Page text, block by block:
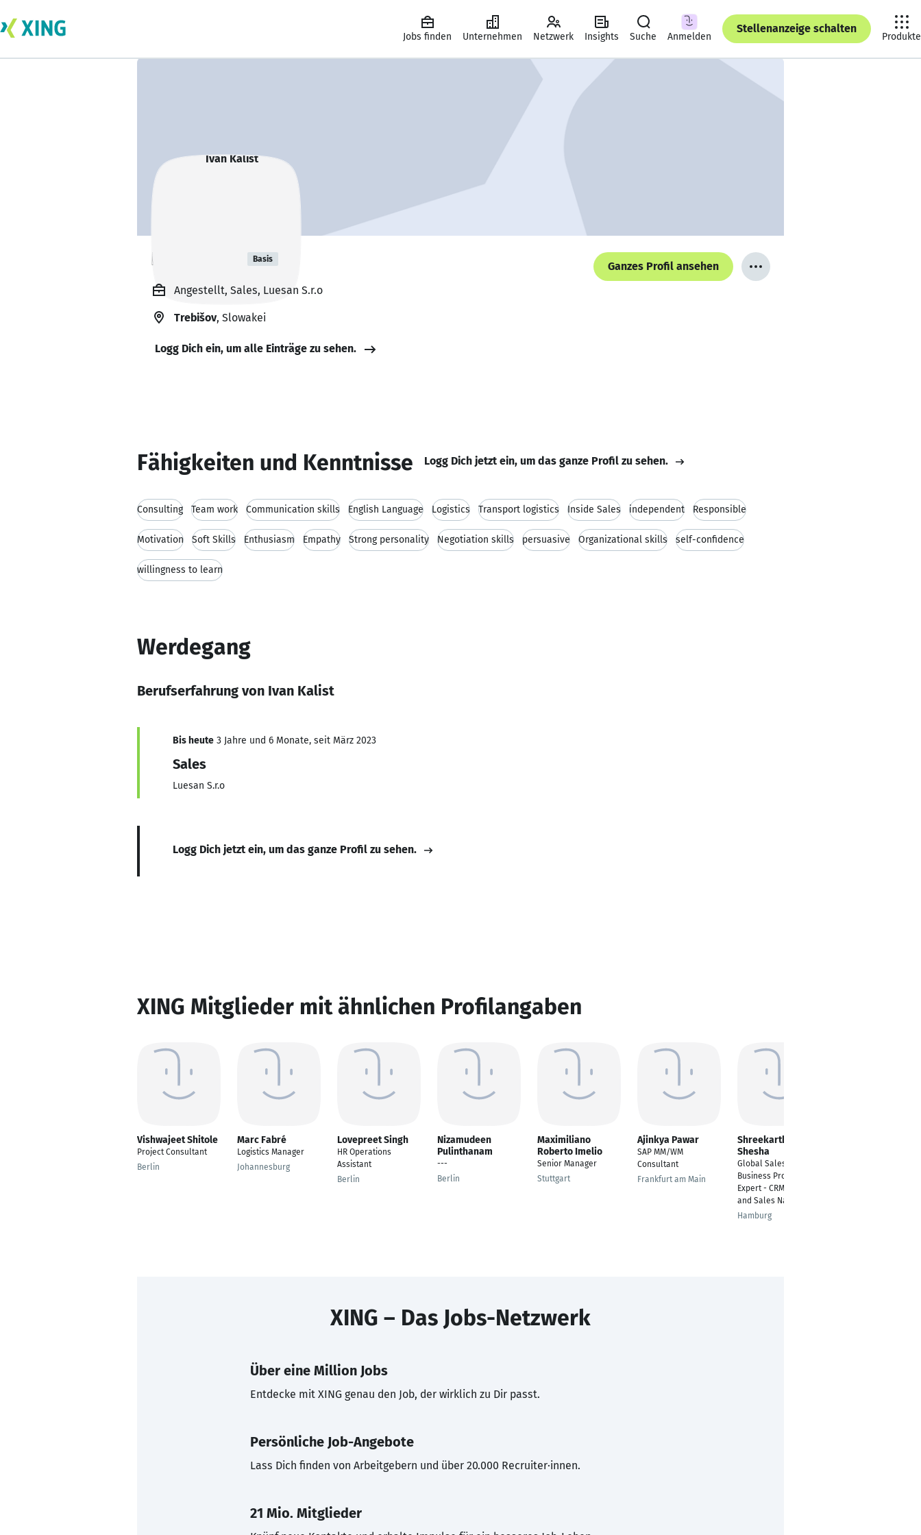
Jobs finden Unternehmen Netzwerk Insights Suche Anmelden
Stellenanzeige schalten
Produkte
Ivan Kalist Basis
Ganzes Profil ansehen
Angestellt, Sales, Luesan S.r.o
Trebišov, Slowakei
Logg Dich ein, um alle Einträge zu sehen.
Fähigkeiten und Kenntnisse Logg Dich jetzt ein, um das ganze Profil zu sehen.
Consulting Team work Communication skills English Language Logistics Transport logistics Inside Sales independent Responsible
Motivation Soft Skills Enthusiasm Empathy Strong personality Negotiation skills persuasive Organizational skills self-confidence
willingness to learn
Werdegang
Berufserfahrung von Ivan Kalist
Bis heute 3 Jahre und 6 Monate, seit März 2023
Sales
Luesan S.r.o
Logg Dich jetzt ein, um das ganze Profil zu sehen.
XING Mitglieder mit ähnlichen Profilangaben
Vishwajeet Shitole
Project Consultant
Berlin
Marc Fabré
Logistics Manager
Johannesburg
Lovepreet Singh
HR Operations
Assistant
Berlin
Nizamudeen
Pulinthanam
---
Berlin
Maximiliano
Roberto Imelio
Senior Manager
Stuttgart
Ajinkya Pawar
SAP MM/WM
Consultant
Frankfurt am Main
Shreekarthik
Shesha
Global Sales
Business Process
Expert - CRM, Leads,
and Sales Navigator
Hamburg
XING – Das Jobs-Netzwerk
Über eine Million Jobs
Entdecke mit XING genau den Job, der wirklich zu Dir passt.
Persönliche Job-Angebote
Lass Dich finden von Arbeitgebern und über 20.000 Recruiter·innen.
21 Mio. Mitglieder